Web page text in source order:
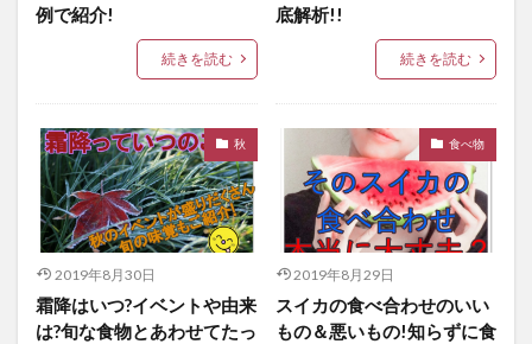
例で紹介!
続きを読む
底解析!!
続きを読む
秋
2019年8月30日
霜降はいつ?イベントや由来
は?旬な食物とあわせてたっ
食べ物
2019年8月29日
スイカの食べ合わせのいい
もの＆悪いもの!知らずに食